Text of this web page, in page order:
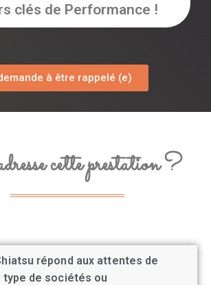
clés de Performance !
à être rappelé (e)
cette prestation ?
répond aux attentes de
de sociétés ou